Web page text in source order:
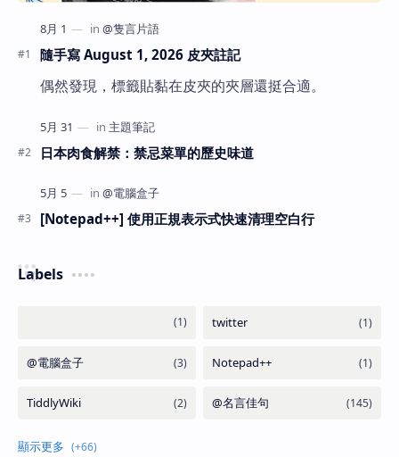
隨手寫 August 1, 2026 皮夾註記
偶然發現，標籤貼黏在皮夾的夾層還挺合適。
日本肉食解禁：禁忌菜單的歷史味道
[Notepad++] 使用正規表示式快速清理空白行
Labels